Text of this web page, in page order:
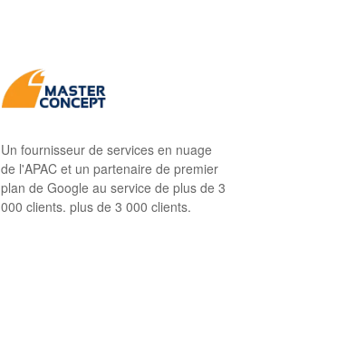
Un fournisseur de services en nuage
de l'APAC et un partenaire de premier
plan de Google au service de plus de 3
000 clients. plus de 3 000 clients.